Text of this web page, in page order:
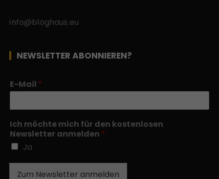
info@bloghaus.eu
NEWSLETTER ABONNIEREN?
E-Mail *
Ich möchte mich für den kostenlosen
Newsletter anmelden *
Ja
Zum Newsletter anmelden